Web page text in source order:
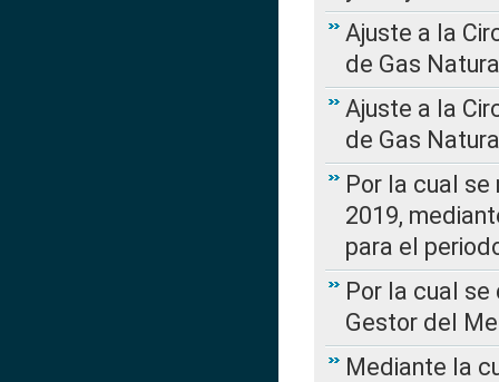
Ajuste a la
de Gas
Ajuste a la
de Gas
Por la cual se
2019,
para el
Por la cual
Gestor del
Mediante la